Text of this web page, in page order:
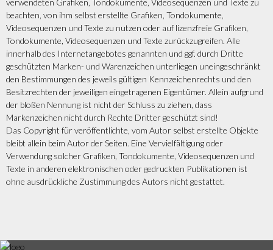
verwendeten Grafiken, Tondokumente, Videosequenzen und Texte zu
beachten, von ihm selbst erstellte Grafiken, Tondokumente,
Videosequenzen und Texte zu nutzen oder auf lizenzfreie Grafiken,
Tondokumente, Videosequenzen und Texte zurückzugreifen. Alle
innerhalb des Internetangebotes genannten und ggf. durch Dritte
geschützten Marken- und Warenzeichen unterliegen uneingeschränkt
den Bestimmungen des jeweils gültigen Kennzeichenrechts und den
Besitzrechten der jeweiligen eingetragenen Eigentümer. Allein aufgrund
der bloßen Nennung ist nicht der Schluss zu ziehen, dass
Markenzeichen nicht durch Rechte Dritter geschützt sind!
Das Copyright für veröffentlichte, vom Autor selbst erstellte Objekte
bleibt allein beim Autor der Seiten. Eine Vervielfältigung oder
Verwendung solcher Grafiken, Tondokumente, Videosequenzen und
Texte in anderen elektronischen oder gedruckten Publikationen ist
ohne ausdrückliche Zustimmung des Autors nicht gestattet.